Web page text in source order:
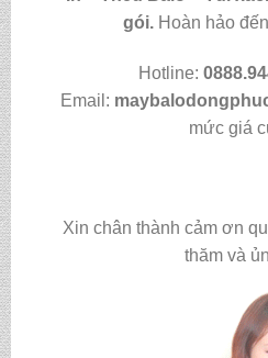
gói. Hoàn hảo
Hotline:
Email:
mức giá
Xin chân thành cảm ơn
thăm và